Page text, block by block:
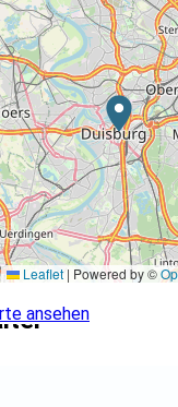
Leaflet | Powered by ©
ansehen